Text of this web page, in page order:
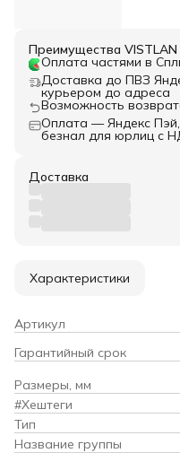
Преимущества VISTLAN
Оплата частями в
Доставка до ПВЗ
курьером до адреса
Возможность
Оплата — Яндекс
безнал для юрлиц с
Доставка
Характеристики
Артикул
Гарантийный срок
Размеры, мм
#Хештеги
Тип
Название группы